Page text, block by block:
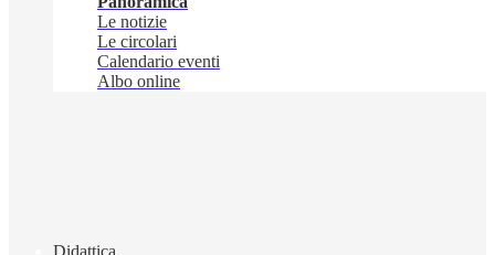
Le notizie
Le circolari
Calendario eventi
Albo online